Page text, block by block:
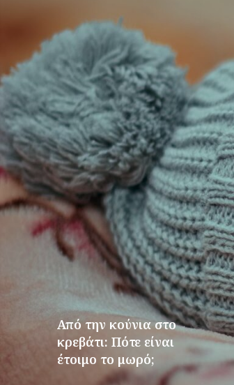
Από την κούνια στο
κρεβάτι: Πότε είναι
έτοιμο το μωρό;